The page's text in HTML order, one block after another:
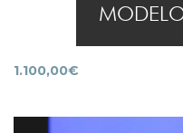
1.100,00€